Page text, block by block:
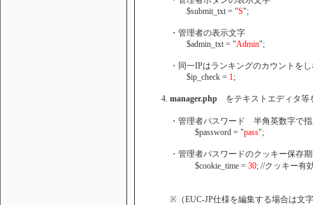
$submit_txt = "S";
・管理者の表示文字
$admin_txt = "Admin";
・同一IPはランキングのカウントを
$ip_check = 1;
manager.php をテキストエディタ
・管理者パスワード 半角英数字で
$password = "pass";
・管理者パスワードのクッキー保存
$cookie_time = 30; //クッキー有
※（EUC-JP仕様を編集する場合は文